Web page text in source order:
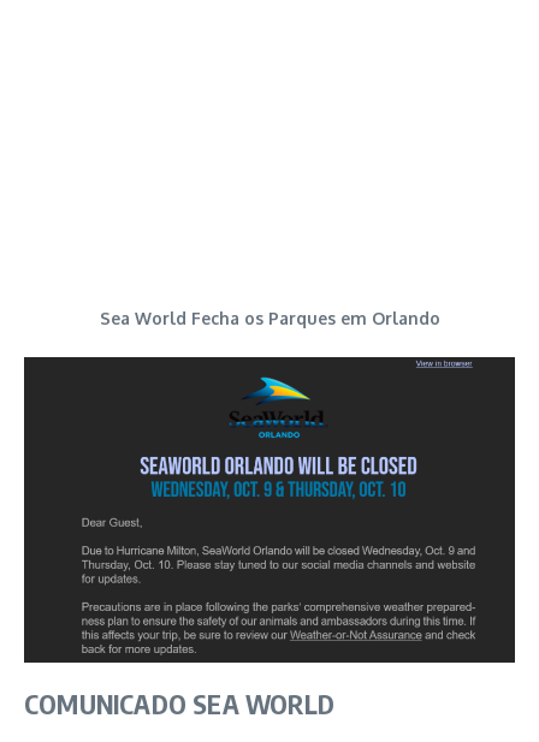
Sea World Fecha os Parques em Orlando
COMUNICADO SEA WORLD